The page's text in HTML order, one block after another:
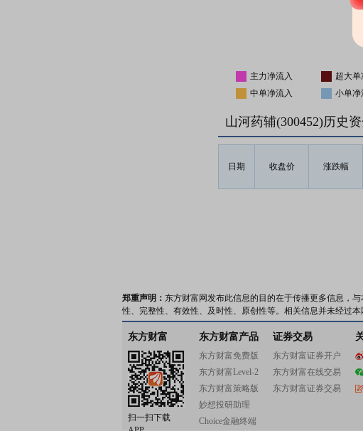
主力净流入 超大单
中单净流入
小单净
山河药辅(300452)历史
日期 收盘价 涨跌幅
郑重声明： 东方财富网发布此信息的目的在于传播更多信息，
性、完整性、有效性、及时性、原创性等。相关信息并未经过
东方财富
扫一扫下载
东方财富产品
东方财富免费版
东方财富Level-2
东方财富策略版
妙想投研助理
Choice金融终端
证券交易
东方财富证券开户
东方财富在线交易
东方财富证券交易